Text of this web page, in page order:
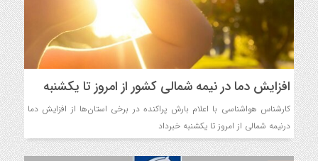
افزایش دما در نیمه شمالی کشور از امروز تا یکشنبه
کارشناس هواشناسی با اعلام بارش‌ پراکنده در برخی استان‌ها از افزایش دما
درنیمه شمالی از امروز تا یکشنبه خبرداد